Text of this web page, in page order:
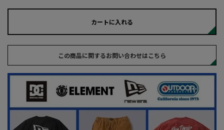
カートに入れる
この商品に関するお問い合わせはこちら